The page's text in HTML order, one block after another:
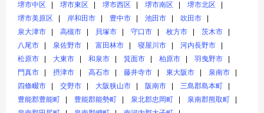
堺市中区
堺市東区 堺市西区 堺市南区
堺市北区
堺市美原区
岸和田市 豊中市 池田市
吹田市
泉大津市
高槻市 貝塚市 守口市 枚方市
茨木市
八尾市
泉佐野市 富田林市 寝屋川市
河内長野市
松原市
大東市 和泉市 箕面市 柏原市
羽曳野市
門真市
摂津市 高石市 藤井寺市 東大阪市
泉南市
四條畷市
交野市 大阪狭山市 阪南市
三島郡島本町
豊能郡豊能町
豊能郡能勢町 泉北郡忠岡町
泉南郡熊取町